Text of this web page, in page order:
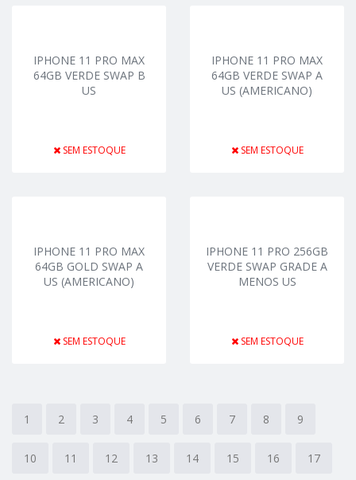
IPHONE 11 PRO MAX
64GB VERDE SWAP B
US
SEM ESTOQUE
IPHONE 11 PRO MAX
64GB VERDE SWAP A
US (AMERICANO)
SEM ESTOQUE
IPHONE 11 PRO MAX
64GB GOLD SWAP A
US (AMERICANO)
SEM ESTOQUE
IPHONE 11 PRO 256GB
VERDE SWAP GRADE A
MENOS US
SEM ESTOQUE
1 2 3 4 5 6 7 8 9
10 11 12 13 14 15 16 17